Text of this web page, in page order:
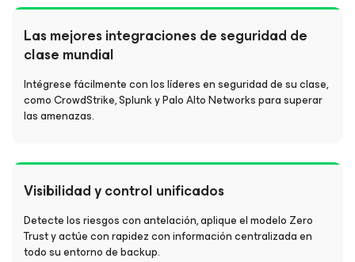
Las mejores integraciones de seguridad de
clase mundial
Intégrese fácilmente con los líderes en seguridad de su clase,
como CrowdStrike, Splunk y Palo Alto Networks para superar
las amenazas.
Visibilidad y control unificados
Detecte los riesgos con antelación, aplique el modelo Zero
Trust y actúe con rapidez con información centralizada en
todo su entorno de backup.